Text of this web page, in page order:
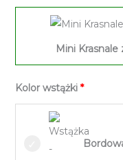
Mini
Kolor wstążki